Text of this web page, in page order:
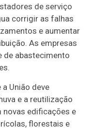
de serviço
corrigir as falhas
e aumentar
As empresas
de abastecimento
União deve
e a reutilização
novas edificações e
florestais e